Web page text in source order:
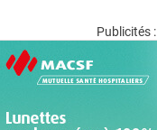
Publicités :